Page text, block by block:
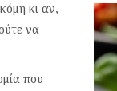
κι αν,
να
που